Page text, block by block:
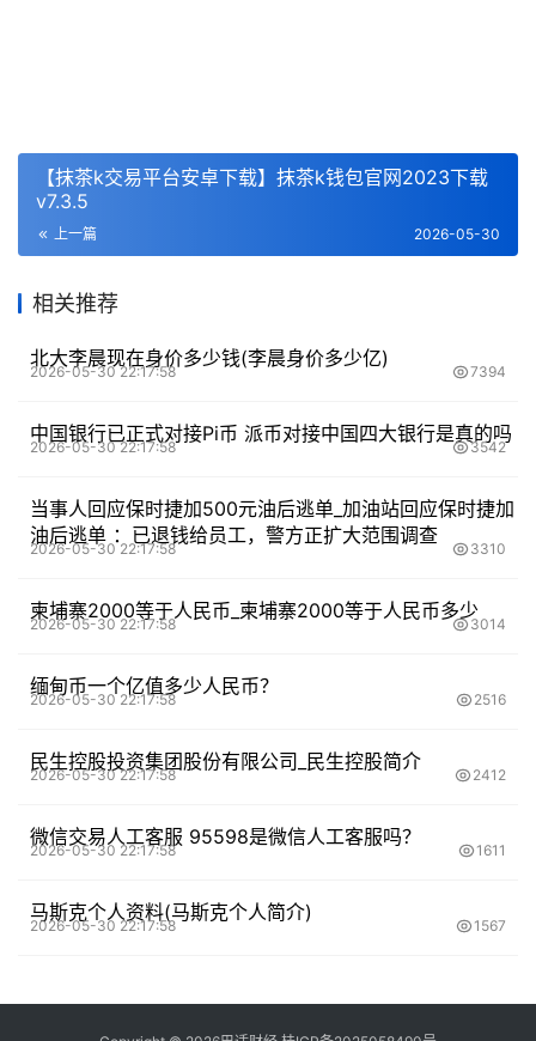
【抹茶k交易平台安卓下载】抹茶k钱包官网2023下载
v7.3.5
上一篇 2026-05-30
相关推荐
北大李晨现在身价多少钱(李晨身价多少亿)
2026-05-30 22:17:58 7394
中国银行已正式对接Pi币 派币对接中国四大银行是真的吗
2026-05-30 22:17:58 3542
当事人回应保时捷加500元油后逃单_加油站回应保时捷加
油后逃单 ：已退钱给员工，警方正扩大范围调查
2026-05-30 22:17:58 3310
柬埔寨2000等于人民币_柬埔寨2000等于人民币多少
2026-05-30 22:17:58 3014
缅甸币一个亿值多少人民币？
2026-05-30 22:17:58 2516
民生控股投资集团股份有限公司_民生控股简介
2026-05-30 22:17:58 2412
微信交易人工客服 95598是微信人工客服吗？
2026-05-30 22:17:58 1611
马斯克个人资料(马斯克个人简介)
2026-05-30 22:17:58 1567